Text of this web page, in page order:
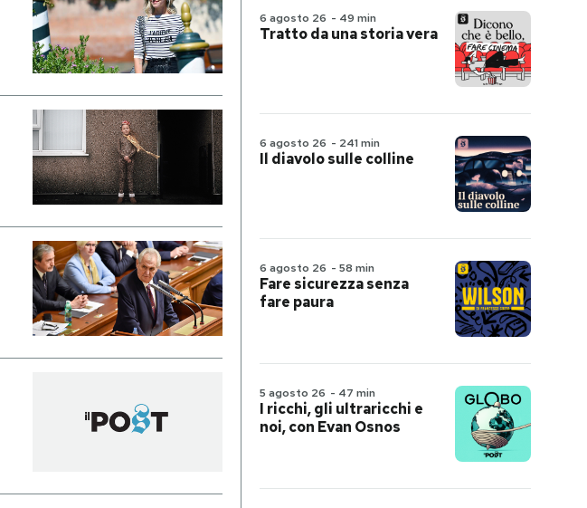
6 agosto 26 - 49 min
Tratto da una storia vera
6 agosto 26 - 241 min
Il diavolo sulle colline
6 agosto 26 - 58 min
Fare sicurezza senza
fare paura
5 agosto 26 - 47 min
I ricchi, gli ultraricchi e
noi, con Evan Osnos